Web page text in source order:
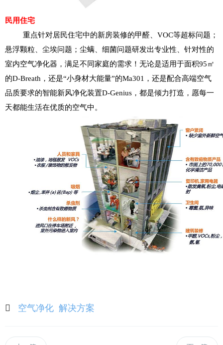
民用住宅
重点针对居民住宅中的新房装修的甲醛、VOC等超标问题；
悬浮颗粒、尘埃问题；尘螨、细菌问题研发出专业性、针对性的
室内空气净化器，满足不同家庭的需求！无论是适用于面积95㎡
的D-Breath，还是“小身材大能量”的Ma301，还是配合高端空气
品质要求的智能新风净化装置D-Genius，都是倾力打造，愿每一
天都能生活在优质的空气中。
空气净化 解决方案